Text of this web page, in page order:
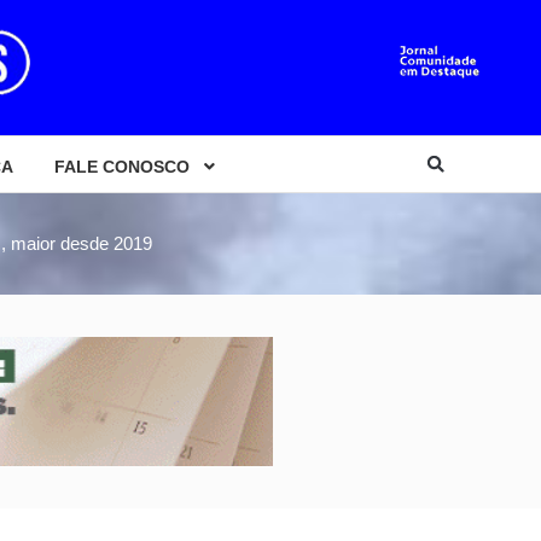
FALE CONOSCO
maior desde 2019